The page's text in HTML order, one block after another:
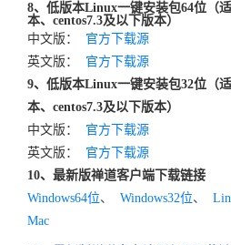
8、低版本Linux一键安装包64位（
本、centos7.3及以下版本）
中文版： 官方下载源
英文版： 官方下载源
9、低版本Linux一键安装包32位（
本、centos7.3及以下版本）
中文版： 官方下载源
英文版： 官方下载源
10、最新版禅道客户端下载链接
Windows64位、 Windows32位、
Mac